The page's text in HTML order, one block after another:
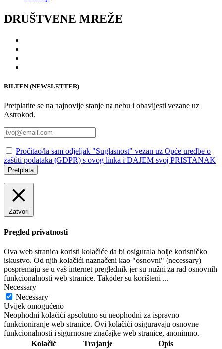
DRUŠTVENE MREŽE
BILTEN (NEWSLETTER)
Pretplatite se na najnovije stanje na nebu i obavijesti vezane uz
Astrokod.
Pročitao/la sam odjeljak "Suglasnost" vezan uz Opće uredbe o
zaštiti podataka (GDPR) s ovog linka i DAJEM svoj PRISTANAK
Pretplata
Zatvori
Pregled privatnosti
Ova web stranica koristi kolačiće da bi osigurala bolje korisničko
iskustvo. Od njih kolačići naznačeni kao "osnovni" (necessary)
pospremaju se u vaš internet preglednik jer su nužni za rad osnovnih
funkcionalnosti web stranice. Također su korišteni ...
Necessary
Necessary
Uvijek omogućeno
Neophodni kolačići apsolutno su neophodni za ispravno
funkcioniranje web stranice. Ovi kolačići osiguravaju osnovne
funkcionalnosti i sigurnosne značajke web stranice, anonimno.
Kolačić
Trajanje Opis